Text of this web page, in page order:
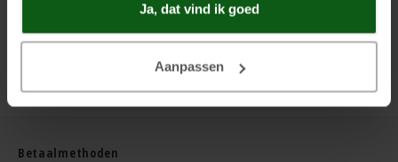
Ja, dat vind ik goed
Aanpassen
Woonkamervloer verven
Betaalmethoden